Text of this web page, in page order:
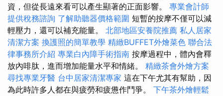
資，但從長遠來看可以產生顯著的正面影響。 專業會計師
提供稅務諮詢 了解助聽器價格範圍 短暫的按摩不僅可以減
輕壓力，還可以補充能量。 北部地區安養院推薦 私人居家
清潔方案 換護照的簡單教學 精緻BUFFET外燴菜色 聯合法
律事務所介紹 專業白內障手術指南 按摩過程中，體內會釋
放內啡肽，進而增加能量水平和情緒。 精緻茶會外燴方案
尋找專業牙醫 台中居家清潔專家 這在下午尤其有幫助，因
為此時許多人都在與疲勞和疲憊作鬥爭。 下午茶外燴輕鬆